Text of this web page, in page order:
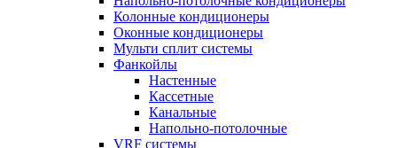
Колонные кондиционеры
Оконные кондиционеры
Мульти сплит системы
Фанкойлы
Настенные
Кассетные
Канальные
Напольно-потолочные
VRF системы